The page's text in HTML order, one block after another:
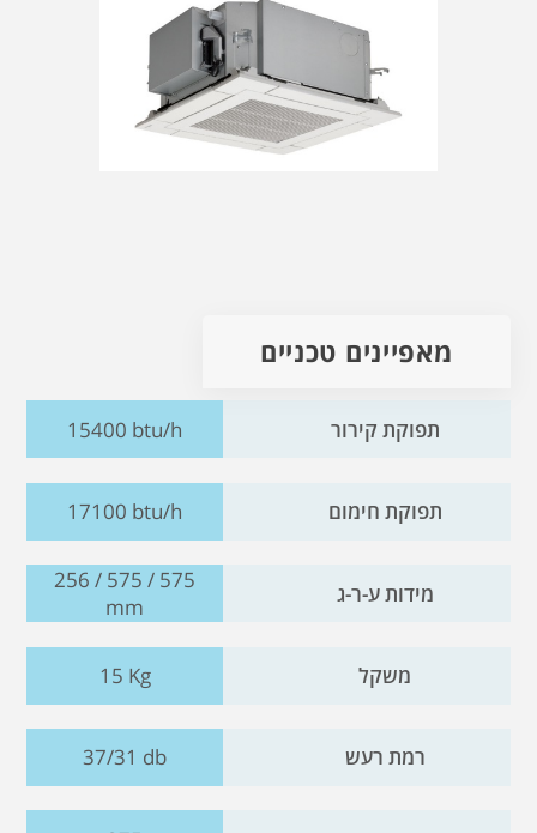
מאפיינים טכניים
תפוקת קירור 15400 btu/h
תפוקת חימום 17100 btu/h
מידות ע-ר-ג
256 / 575 / 575
mm
משקל 15 Kg
רמת רעש 37/31 db